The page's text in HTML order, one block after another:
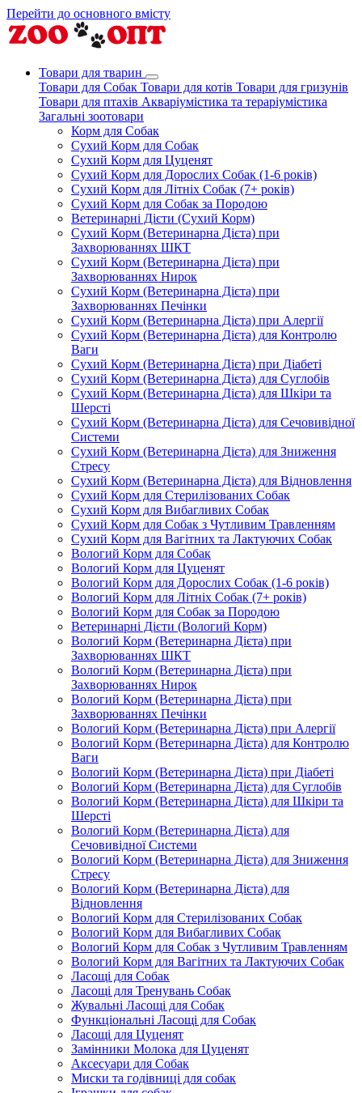
Перейти до основного вмісту
Товари для тварин
Товари для Собак Товари для котів Товари для гризунів
Товари для птахів Акваріумістика та тераріумістика
Загальні зоотовари
Корм для Собак
Сухий Корм для Собак
Сухий Корм для Цуценят
Сухий Корм для Дорослих Собак (1-6 років)
Сухий Корм для Літніх Собак (7+ років)
Сухий Корм для Собак за Породою
Ветеринарні Дієти (Сухий Корм)
Сухий Корм (Ветеринарна Дієта) при
Захворюваннях ШКТ
Сухий Корм (Ветеринарна Дієта) при
Захворюваннях Нирок
Сухий Корм (Ветеринарна Дієта) при
Захворюваннях Печінки
Сухий Корм (Ветеринарна Дієта) при Алергії
Сухий Корм (Ветеринарна Дієта) для Контролю
Ваги
Сухий Корм (Ветеринарна Дієта) при Діабеті
Сухий Корм (Ветеринарна Дієта) для Суглобів
Сухий Корм (Ветеринарна Дієта) для Шкіри та
Шерсті
Сухий Корм (Ветеринарна Дієта) для Сечовивідної
Системи
Сухий Корм (Ветеринарна Дієта) для Зниження
Стресу
Сухий Корм (Ветеринарна Дієта) для Відновлення
Сухий Корм для Стерилізованих Собак
Сухий Корм для Вибагливих Собак
Сухий Корм для Собак з Чутливим Травленням
Сухий Корм для Вагітних та Лактуючих Собак
Вологий Корм для Собак
Вологий Корм для Цуценят
Вологий Корм для Дорослих Собак (1-6 років)
Вологий Корм для Літніх Собак (7+ років)
Вологий Корм для Собак за Породою
Ветеринарні Дієти (Вологий Корм)
Вологий Корм (Ветеринарна Дієта) при
Захворюваннях ШКТ
Вологий Корм (Ветеринарна Дієта) при
Захворюваннях Нирок
Вологий Корм (Ветеринарна Дієта) при
Захворюваннях Печінки
Вологий Корм (Ветеринарна Дієта) при Алергії
Вологий Корм (Ветеринарна Дієта) для Контролю
Ваги
Вологий Корм (Ветеринарна Дієта) при Діабеті
Вологий Корм (Ветеринарна Дієта) для Суглобів
Вологий Корм (Ветеринарна Дієта) для Шкіри та
Шерсті
Вологий Корм (Ветеринарна Дієта) для
Сечовивідної Системи
Вологий Корм (Ветеринарна Дієта) для Зниження
Стресу
Вологий Корм (Ветеринарна Дієта) для
Відновлення
Вологий Корм для Стерилізованих Собак
Вологий Корм для Вибагливих Собак
Вологий Корм для Собак з Чутливим Травленням
Вологий Корм для Вагітних та Лактуючих Собак
Ласощі для Собак
Ласощі для Тренувань Собак
Жувальні Ласощі для Собак
Функціональні Ласощі для Собак
Ласощі для Цуценят
Замінники Молока для Цуценят
Аксесуари для Собак
Миски та годівниці для собак